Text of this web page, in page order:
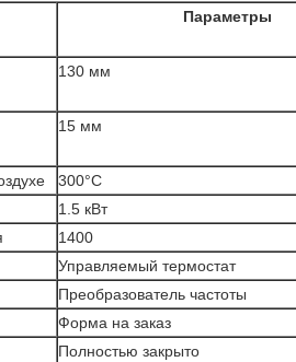
Параметры
130 мм
15 мм
300°С
1.5 кВт
1400
Управляемый термостат
Преобразователь частоты
Форма на заказ
Полностью закрыто